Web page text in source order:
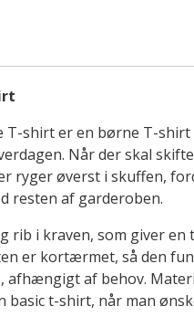
T-shirt er en børne T-
Når der skal
ryger øverst i skuffen,
resten af garderoben.
rib i kraven, som giver en
er kortærmet, så den
afhængigt af behov.
basic t-shirt, når man